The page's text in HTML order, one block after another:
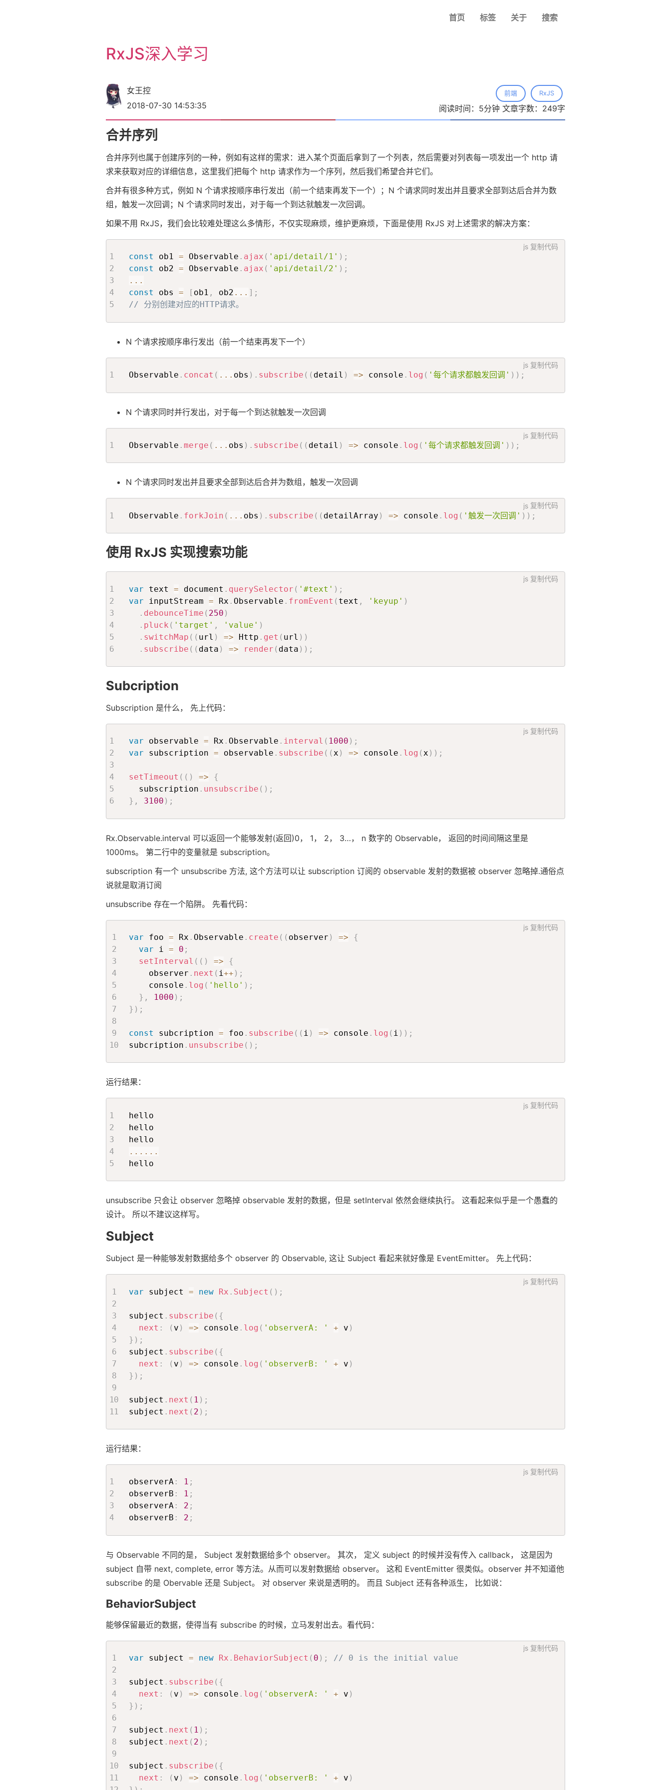
首页 标签 关于 搜索
页
签
搜
RxJS深入学习
女王控
2018-07-30 14:53:35
前端 RxJS
阅读时间： 5分钟 文章字数： 249字
合并序列
合并序列也属于创建序列的一种，例如有这样的需求：进入某个页面后拿到了一个列表，然后需要对列表每一项发出一个 http 请
求来获取对应的详细信息，这里我们把每个 http 请求作为一个序列，然后我们希望合并它们。
合并有很多种方式，例如 N 个请求按顺序串行发出（前一个结束再发下一个）；N 个请求同时发出并且要求全部到达后合并为数
组，触发一次回调；N 个请求同时发出，对于每一个到达就触发一次回调。
如果不用 RxJS，我们会比较难处理这么多情形，不仅实现麻烦，维护更麻烦，下面是使用 RxJS 对上述需求的解决方案：
js 复制代码
const ob1 = Observable . ajax ( 'api/detail/1' ) ;
const ob2 = Observable . ajax ( 'api/detail/2' ) ;
...
const obs = [ ob1 , ob2 ... ] ;
// 分别创建对应的HTTP请求。
N 个请求按顺序串行发出（前一个结束再发下一个）
js 复制代码
Observable . concat ( ... obs ) . subscribe ( ( detail ) => console . log ( '每个请求都触发回调' ) ) ;
N 个请求同时并行发出，对于每一个到达就触发一次回调
js 复制代码
Observable . merge ( ... obs ) . subscribe ( ( detail ) => console . log ( '每个请求都触发回调' ) ) ;
N 个请求同时发出并且要求全部到达后合并为数组，触发一次回调
js 复制代码
Observable . forkJoin ( ... obs ) . subscribe ( ( detailArray ) => console . log ( '触发一次回调' ) ) ;
使用 RxJS 实现搜索功能
js 复制代码
var text = document . querySelector ( '#text' ) ;
var inputStream = Rx . Observable . fromEvent ( text , 'keyup' )
. debounceTime ( 250 )
. pluck ( 'target' , 'value' )
. switchMap ( ( url ) => Http . get ( url ) )
. subscribe ( ( data ) => render ( data ) ) ;
Subcription
Subscription 是什么， 先上代码：
js 复制代码
var observable = Rx . Observable . interval ( 1000 ) ;
var subscription = observable . subscribe ( (x ) => console . log (x ) ) ;
setTimeout ( ( ) =>
{
  subscription
. unsubscribe ( ) ;
} , 3100 ) ;
Rx.Observable.interval 可以返回一个能够发射(返回)0， 1， 2， 3…， n 数字的 Observable， 返回的时间间隔这里是
1000ms。 第二行中的变量就是 subscription。
subscription 有一个 unsubscribe 方法, 这个方法可以让 subscription 订阅的 observable 发射的数据被 observer 忽略掉.通俗点
说就是取消订阅
unsubscribe 存在一个陷阱。 先看代码：
js 复制代码
var foo = Rx . Observable . create ( ( observer ) =>
{
var i = 0 ;
setInterval ( ( ) =>
{
    observer
. next ( i++ ) ;
    console
. log ( 'hello' ) ;
} , 1000 ) ;
} ) ;
const subcription = foo . subscribe ( ( i ) => console . log ( i ) ) ;
subcription . unsubscribe ( ) ;
运行结果：
js 复制代码
hello
hello
... ...
hello
unsubscribe 只会让 observer 忽略掉 observable 发射的数据，但是 setInterval 依然会继续执行。 这看起来似乎是一个愚蠢的
设计。 所以不建议这样写。
Subject
Subject 是一种能够发射数据给多个 observer 的 Observable, 这让 Subject 看起来就好像是 EventEmitter。 先上代码：
js 复制代码
var subject = new Rx . Subject ( ) ;
subject . subscribe ( {
next : ( v ) => console . log ( 'observerA: ' + v )
} ) ;
subject . subscribe ( {
next : ( v ) => console . log ( 'observerB: ' + v )
} ) ;
subject . next ( 1 ) ;
subject . next ( 2 ) ;
运行结果：
js 复制代码
observerA: 1 ;
observerB : 1 ;
observerA: 2 ;
observerB : 2 ;
与 Observable 不同的是， Subject 发射数据给多个 observer。 其次， 定义 subject 的时候并没有传入 callback， 这是因为
subject 自带 next, complete, error 等方法。从而可以发射数据给 observer。 这和 EventEmitter 很类似。observer 并不知道他
subscribe 的是 Obervable 还是 Subject。 对 observer 来说是透明的。 而且 Subject 还有各种派生， 比如说：
BehaviorSubject
能够保留最近的数据，使得当有 subscribe 的时候，立马发射出去。看代码：
js 复制代码
var subject = new Rx . BehaviorSubject ( 0 ) ; // 0 is the initial value
subject . subscribe ( {
next : ( v ) => console . log ( 'observerA: ' + v )
} ) ;
subject . next ( 1 ) ;
subject . next ( 2 ) ;
subject . subscribe ( {
next : ( v ) => console . log ( 'observerB: ' + v )